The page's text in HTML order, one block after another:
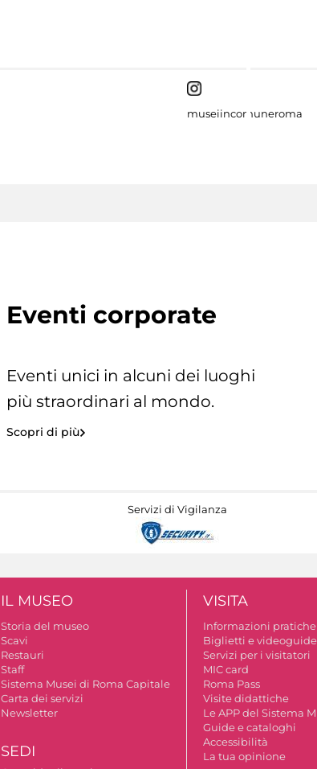
museiincomuneroma
Eventi corporate
Eventi unici in alcuni dei luoghi
più straordinari al mondo.
Scopri di più
Servizi di Vigilanza
IL MUSEO
Storia del museo
Scavi
Restauri
Staff
Sistema Musei di Roma Capitale
Carta dei servizi
Newsletter
SEDI
VISITA
Informazioni pratiche
Biglietti e videoguide
Servizi per i visitatori
MIC card
Roma Pass
Visite didattiche
Le APP del Sistema
Guide e cataloghi
Accessibilità
La tua opinione